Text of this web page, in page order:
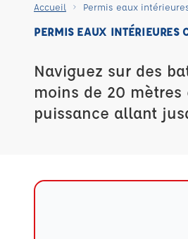
Accueil Permis eaux
PERMIS EAUX INTÉRIEURES
Naviguez sur des
moins de 20
puissance allant